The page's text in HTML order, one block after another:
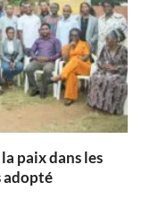
paix dans les
adopté